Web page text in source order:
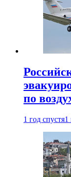
по
1 год спустя1